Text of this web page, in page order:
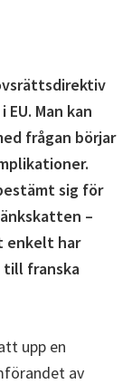
Man kan
frågan börjar
sig för
–
enkelt har
till franska
upp en
av